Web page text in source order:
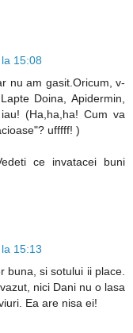
15:08
nu am gasit.Oricum, v-
Doina, Apidermin,
(Ha,ha,ha! Cum va
ufffff! )
ce invatacei buni
15:13
buna, si sotului ii place.
nici Dani nu o lasa
Ea are nisa ei!